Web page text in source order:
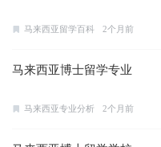
马来西亚留学百科 2个月前
马来西亚博士留学专业
马来西亚专业分析 2个月前